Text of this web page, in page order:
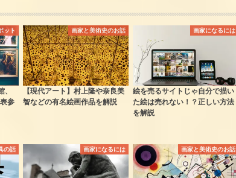
ット
参
画家と美術史のお話
【現代アート】村上隆や奈良美
智などの有名絵画作品を解説
画家になるには
絵を売るサイトじゃ自分で描い
た絵は売れない！？正しい方法
を解説
の話 画家になるには 画家と美術史のお話